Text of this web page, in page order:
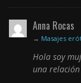
Anna Rocas
→ Masajes
Hola soy
una relación